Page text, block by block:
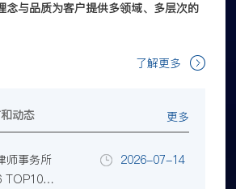
念与品质为客户提供多领域、多层次的
了解更多
动态 更多
师事务所
TOP100
2026-07-14